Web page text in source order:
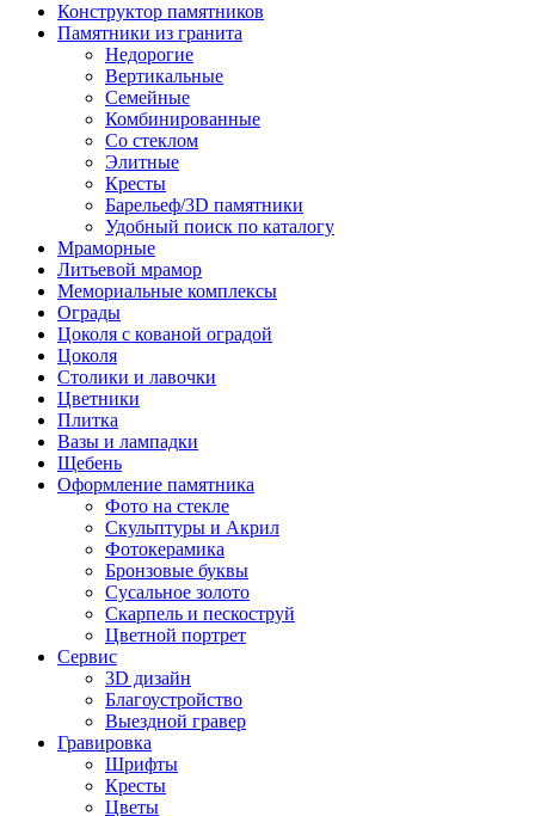
Конструктор памятников
Памятники из гранита
Недорогие
Вертикальные
Семейные
Комбинированные
Со стеклом
Элитные
Кресты
Барельеф/3D памятники
Удобный поиск по каталогу
Мраморные
Литьевой мрамор
Мемориальные комплексы
Ограды
Цоколя с кованой оградой
Цоколя
Столики и лавочки
Цветники
Плитка
Вазы и лампадки
Щебень
Оформление памятника
Фото на стекле
Скульптуры и Акрил
Фотокерамика
Бронзовые буквы
Сусальное золото
Скарпель и пескоструй
Цветной портрет
Сервис
3D дизайн
Благоустройство
Выездной гравер
Гравировка
Шрифты
Кресты
Цветы